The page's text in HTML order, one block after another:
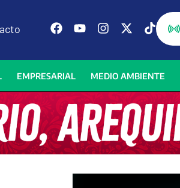
EMPRESARIAL MEDIO AMBIENTE